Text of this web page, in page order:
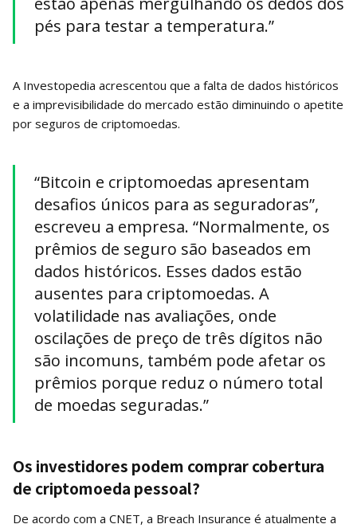
pés para testar a temperatura.”
A Investopedia acrescentou que a falta de dados históricos
e a imprevisibilidade do mercado estão diminuindo o apetite
por seguros de criptomoedas.
“Bitcoin e criptomoedas apresentam
desafios únicos para as seguradoras”,
escreveu a empresa. “Normalmente, os
prêmios de seguro são baseados em
dados históricos. Esses dados estão
ausentes para criptomoedas. A
volatilidade nas avaliações, onde
oscilações de preço de três dígitos não
são incomuns, também pode afetar os
prêmios porque reduz o número total
de moedas seguradas.”
Os investidores podem comprar cobertura
de criptomoeda pessoal?
De acordo com a CNET, a Breach Insurance é atualmente a